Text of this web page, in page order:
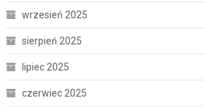
wrzesień 2025
sierpień 2025
lipiec 2025
czerwiec 2025